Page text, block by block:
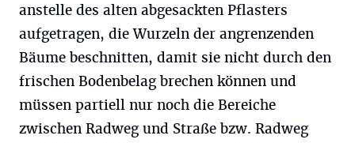
anstelle des alten abgesackten Pflasters
aufgetragen, die Wurzeln der angrenzenden
Bäume beschnitten, damit sie nicht durch den
frischen Bodenbelag brechen können und
müssen partiell nur noch die Bereiche
zwischen Radweg und Straße bzw. Radweg